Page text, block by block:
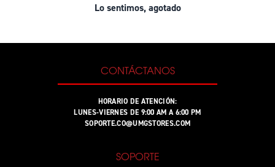
Lo sentimos, agotado
CONTÁCTANOS
HORARIO DE ATENCIÓN:
LUNES-VIERNES DE 9:00 AM A 6:00 PM
SOPORTE.CO@UMGSTORES.COM
SOPORTE